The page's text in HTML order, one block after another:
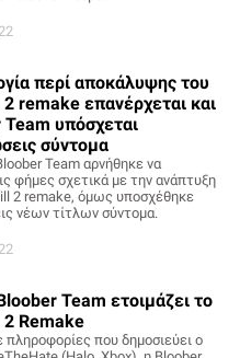
περί αποκάλυψης του
remake επανέρχεται και
υπόσχεται
σύντομα
Team αρνήθηκε να
φήμες σχετικά με την ανάπτυξη
2 remake, όμως υποσχέθηκε
νέων τίτλων σύντομα.
Team ετοιμάζει το
Remake
που δημοσιεύει ο